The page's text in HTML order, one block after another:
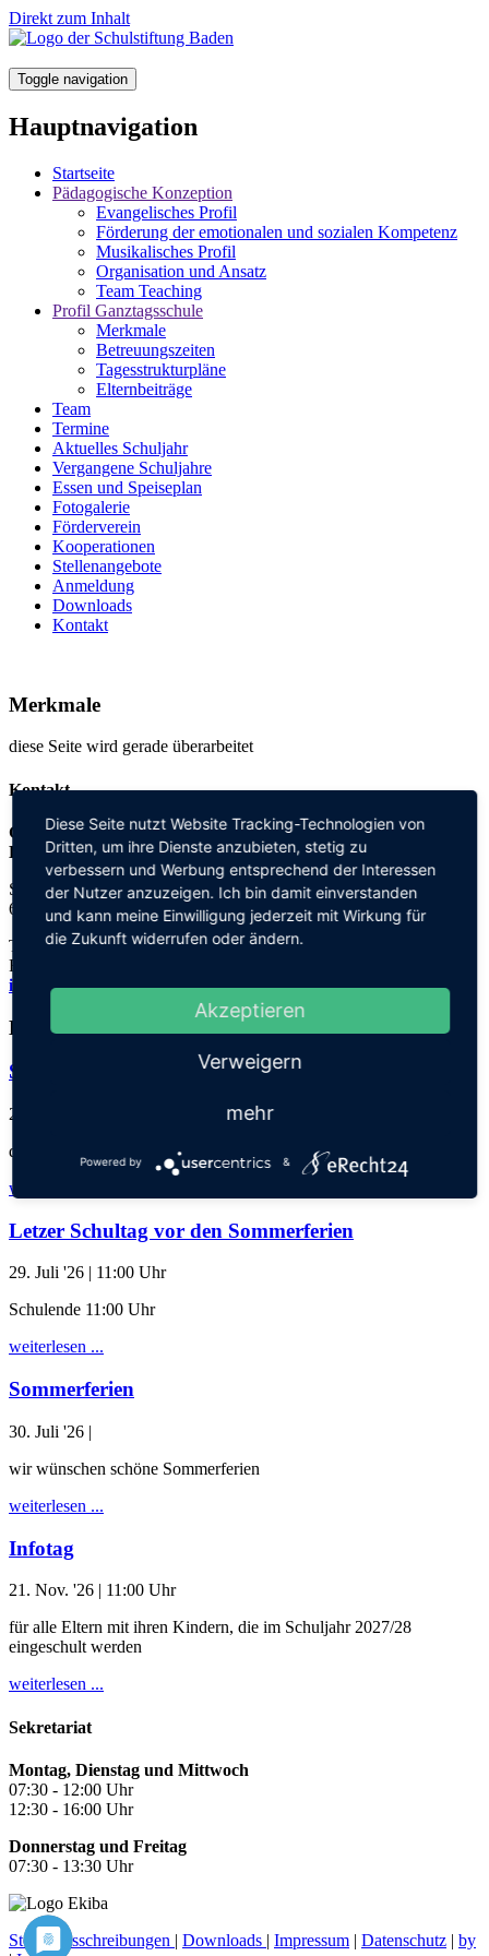
Direkt zum Inhalt
Toggle navigation
Hauptnavigation
Startseite
Pädagogische Konzeption
Evangelisches Profil
Förderung der emotionalen und sozialen Kompetenz
Musikalisches Profil
Organisation und Ansatz
Team Teaching
Profil Ganztagsschule
Merkmale
Betreuungszeiten
Tagesstrukturpläne
Elternbeiträge
Team
Termine
Aktuelles Schuljahr
Vergangene Schuljahre
Essen und Speiseplan
Fotogalerie
Förderverein
Kooperationen
Stellenangebote
Anmeldung
Downloads
Kontakt
Merkmale
diese Seite wird gerade überarbeitet
Kontakt
Grundschule an der
Elisabeth-von-Thadden-Schule
Steinhofweg 95
69123 Heidelberg
Tel.: 06221 73922-0
Fax: 06221 73922-11
info@thadden-grundschule.de
Kalender
Schuljahresabschlussgottesdienst
28. Juli '26
der Klassen 1-3 mit Eltern
weiterlesen ...
Letzer Schultag vor den Sommerferien
29. Juli '26 | 11:00 Uhr
Schulende 11:00 Uhr
weiterlesen ...
Sommerferien
30. Juli '26 |
wir wünschen schöne Sommerferien
weiterlesen ...
Infotag
21. Nov. '26 | 11:00 Uhr
für alle Eltern mit ihren Kindern, die im Schuljahr 2027/28
eingeschult werden
weiterlesen ...
Sekretariat
Montag, Dienstag und Mittwoch
07:30 - 12:00 Uhr
12:30 - 16:00 Uhr
Donnerstag und Freitag
07:30 - 13:30 Uhr
Stellenausschreibungen | Downloads | Impressum | Datenschutz | by
Diese Seite nutzt Website Tracking-Technologien von
Dritten, um ihre Dienste anzubieten, stetig zu
verbessern und Werbung entsprechend der Interessen
der Nutzer anzuzeigen. Ich bin damit einverstanden
und kann meine Einwilligung jederzeit mit Wirkung für
die Zukunft widerrufen oder ändern.
Akzeptieren
Verweigern
mehr
Powered by &